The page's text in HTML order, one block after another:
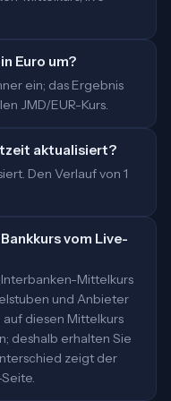
Euro um?
ein; das Ergebnis
JMD/EUR-Kurs.
aktualisiert?
Den Verlauf von 1
vom Live-
Mittelkurs
und Anbieter
diesen Mittelkurs
deshalb erhalten Sie
zeigt der